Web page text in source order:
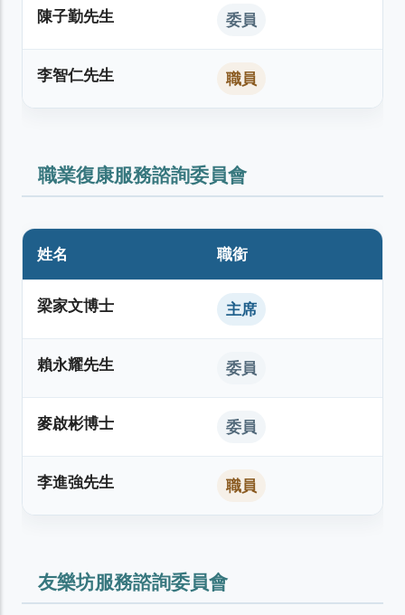
陳子勤先生 委員
李智仁先生 職員
職業復康服務諮詢委員會
姓名 職銜
梁家文博士 主席
賴永耀先生 委員
麥啟彬博士 委員
李進強先生 職員
友樂坊服務諮詢委員會